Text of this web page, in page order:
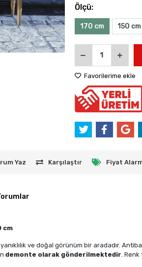
Ölçü:
170 cm 150 cm
Favorilerime ekle
Yaz Karşılaştır Fiyat
cm
ve doğal görünüm bir aradadır.
demonte olarak gönderilmektedir.